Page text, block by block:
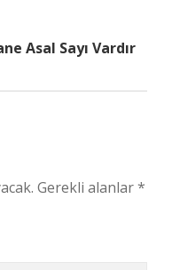
Asal Sayı Vardır
Gerekli alanlar*